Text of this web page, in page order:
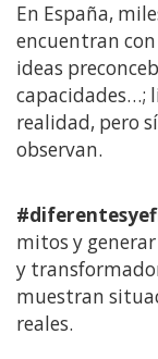
En España,
encuentran
ideas
capacidades…;
realidad, pero
observan.
mitos y
y
muestran
reales.